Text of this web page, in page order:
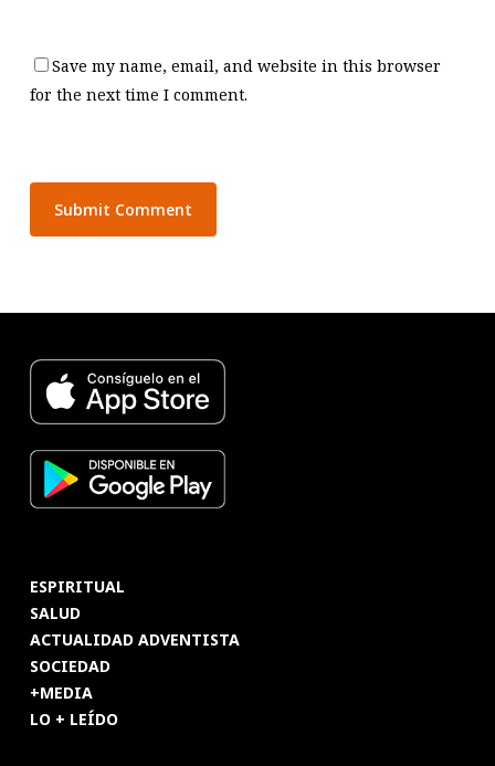
Save my name, email, and website in this browser
for the next time I comment.
ESPIRITUAL
SALUD
ACTUALIDAD ADVENTISTA
SOCIEDAD
+MEDIA
LO + LEÍDO